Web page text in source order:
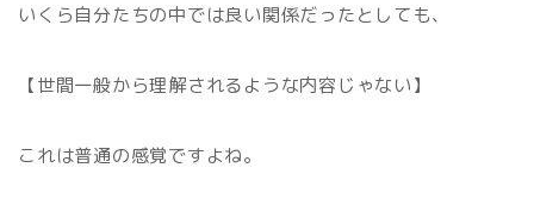
いくら自分たちの中では良い関係だったとしても、
【世間一般から理解されるような内容じゃない】
これは普通の感覚ですよね。